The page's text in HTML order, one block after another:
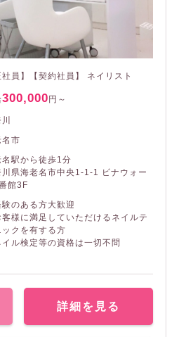
社員】【契約社員】 ネイリスト
300,000 円～
名市
名駅から徒歩1分
川県海老名市中央1-1-1 ビナウォー
館3F
のある方大歓迎
様に満足していただけるネイルテ
ックを有する方
ル検定等の資格は一切不問
詳細を見る